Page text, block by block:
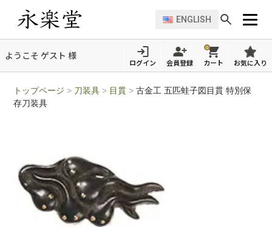
ENGLISH
ようこそ ゲスト 様
ログイン 会員登録
0
カート お気に入り
トップページ > 刀装具 > 目貫 >古金工 五匹蛙子図目貫 特別保
存刀装具